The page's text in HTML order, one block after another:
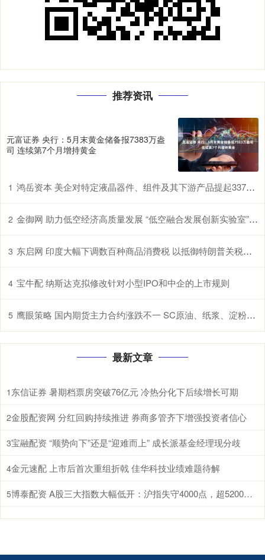
推荐资讯
元富证券 央行：5月末黄金储备报7383万盎
司 连续第7个月增持黄金
1 鸿岳资本 美企对特定液晶器件、组件及其下游产品提起337调查申请，多家中企为列名被告
2 金御网 助力低空经济高质量发展 “低空融合发展创新实验室”在鄂揭牌
3 东启网 印度大幅下调数百种商品消费税 以抵御特朗普关税冲击
4 宝牛配 纳斯达克拟修改针对小型IPO和中企的上市规则
5 鹰眼策略 国内期货主力合约涨跌不一 SC原油、纸浆、淀粉、原木、棉花涨超1%
最新文章
1 东信证券 暑期档票房突破76亿元 冷热分化下后续增长可期
2金股配资网 分红回购持续推进 券商多管齐下增强投资者信心
3宝融配资 “顺势向下”还是“迎难而上” 成长派基金经理现分歧
4金元速配 上市后首次重组折戟 佳华科技业绩难题待解
5 博泰配资 A股三大指数大幅低开：沪指失守4000点，超5200股飘绿